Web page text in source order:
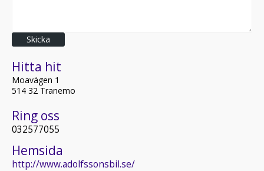
Skicka
Hitta hit
Moavägen 1
514 32 Tranemo
Ring oss
032577055
Hemsida
http://www.adolfssonsbil.se/